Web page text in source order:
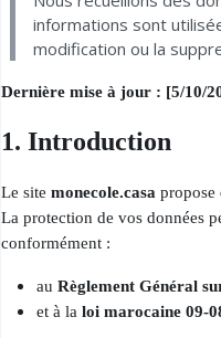
informations sont
modification ou la
Dernière mise à jour : [5/10/
1. Introduction
Le site monecole.casa propose
La protection de vos données
conformément :
au Règlement Général
et à la loi marocaine 09-